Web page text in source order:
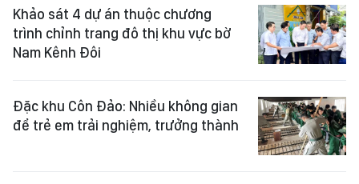
Khảo sát 4 dự án thuộc chương
trình chỉnh trang đô thị khu vực bờ
Nam Kênh Đôi
Đặc khu Côn Đảo: Nhiều không gian
để trẻ em trải nghiệm, trưởng thành